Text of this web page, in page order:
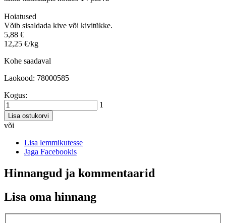
Hoiatused
Võib sisaldada kive või kivitükke.
5,88 €
12,25 €/kg
Kohe saadaval
Laokood: 78000585
Kogus:
1
Lisa ostukorvi
või
Lisa lemmikutesse
Jaga Facebookis
Hinnangud ja kommentaarid
Lisa oma hinnang